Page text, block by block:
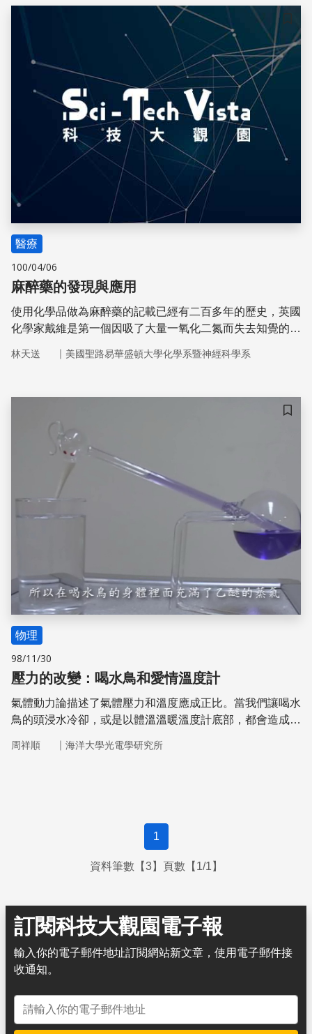
儲存
醫療
100/04/06
麻醉藥的發現與應用
使用化學品做為麻醉藥的記載已經有二百多年的歷史，英國
化學家戴維是第一個因吸了大量一氧化二氮而失去知覺的
冗長的手術？
林天送 ｜ 美國聖路易華盛頓大學化學系暨神經科學系
儲存
物理
98/11/30
壓力的改變：喝水鳥和愛情溫度計
氣體動力論描述了氣體壓力和溫度應成正比。當我們讓喝水
鳥的頭浸水冷卻，或是以體溫溫暖溫度計底部，都會造成氣
周祥順 ｜ 海洋大學光電學研究所
1
資料筆數【3】頁數【1/1】
訂閱科技大觀園電子報
輸入你的電子郵件地址訂閱網站新文章，使用電子郵件接
收通知。
電子郵件地址